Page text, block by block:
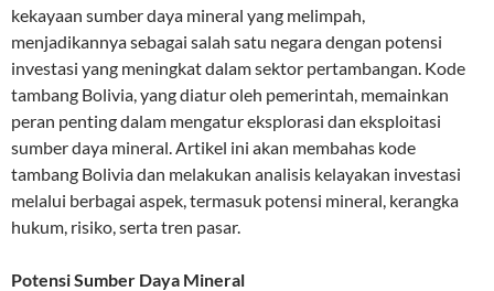
kekayaan sumber daya mineral yang melimpah,
menjadikannya sebagai salah satu negara dengan potensi
investasi yang meningkat dalam sektor pertambangan. Kode
tambang Bolivia, yang diatur oleh pemerintah, memainkan
peran penting dalam mengatur eksplorasi dan eksploitasi
sumber daya mineral. Artikel ini akan membahas kode
tambang Bolivia dan melakukan analisis kelayakan investasi
melalui berbagai aspek, termasuk potensi mineral, kerangka
hukum, risiko, serta tren pasar.
Potensi Sumber Daya Mineral